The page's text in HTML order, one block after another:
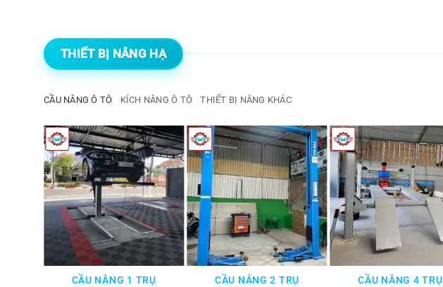
THIẾT BỊ NÂNG HẠ
CẦU NÂNG Ô TÔ KÍCH NÂNG Ô TÔ THIẾT BỊ NÂNG KHÁC
CẦU NÂNG 1 TRỤ CẦU NÂNG 2 TRỤ CẦU NÂNG 4 TRỤ